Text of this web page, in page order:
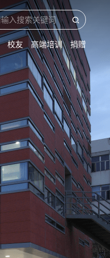
校友 高端培训 捐赠